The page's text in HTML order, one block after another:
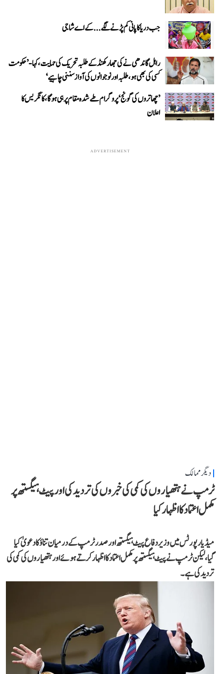
جب دریا کا پانی کم پڑنے لگے...کے اے شاجی
راہل گاندھی نے کی جھارکھنڈ کے طلبہ تحریک کی حمایت، کہا- ’حکومت
کسی کی بھی ہو، طلبہ اور نوجوانوں کی آواز سننی چاہیے‘
’چھاتروں کی گونج‘ پروگرام طے شدہ مقام پر ہی ہوگا، کانگریس کا
اعلان
ADVERTISEMENT
دیگر ممالک
ٹرمپ نے ہتھیاروں کی کمی کی خبروں کی تردید کی اور پیٹ ہیگستھ پر
مکمل اعتماد کا اظہار کیا
میڈیا رپورٹس میں وزیر دفاع پیٹ ہیگستھ اور صدر ٹرمپ کے درمیان تناؤ کا دعویٰ کیا
گیا، لیکن ٹرمپ نے پیٹ ہیگستھ پر مکمل اعتماد کا اظہار کرتے ہوئے اور ہتھیاروں کی کمی کی
تردید کی ہے۔